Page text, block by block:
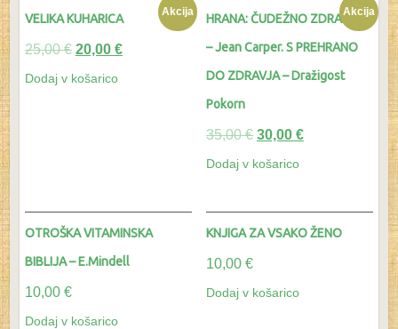
Akcija
VELIKA KUHARICA
25,00€ 20,00 €
Dodaj v košarico
Akcija
HRANA: ČUDEŽNO ZDRAVILO
– Jean Carper. S PREHRANO
DO ZDRAVJA – Dražigost
Pokorn
35,00€ 30,00 €
Dodaj v košarico
OTROŠKA VITAMINSKA
BIBLIJA – E.Mindell
10,00 €
Dodaj v košarico
KNJIGA ZA VSAKO ŽENO
10,00 €
Dodaj v košarico